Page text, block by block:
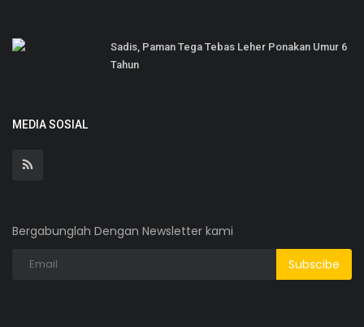
Sadis, Paman Tega Tebas Leher Ponakan Umur 6
Tahun
MEDIA SOSIAL
Bergabunglah Dengan Newsletter kami
Subscibe